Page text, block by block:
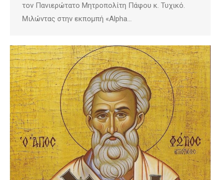
τον Πανιερώτατο Μητροπολίτη Πάφου κ. Τυχικό.
Μιλώντας στην εκπομπή «Alpha…